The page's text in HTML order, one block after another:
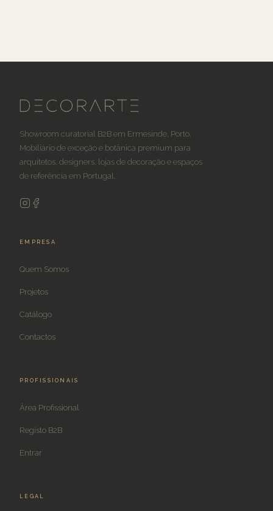
Showroom curatorial B2B em Ermesinde, Porto.
Mobiliário de exceção e botânica premium para
arquitetos, designers, lojas de decoração e espaços
de referência em Portugal.
EMPRESA
Quem Somos
Projetos
Catálogo
Contactos
PROFISSIONAIS
Área Profissional
Registo B2B
Entrar
LEGAL